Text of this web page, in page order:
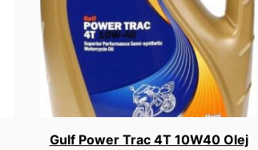
Gulf Power Trac 4T 10W40 Olej